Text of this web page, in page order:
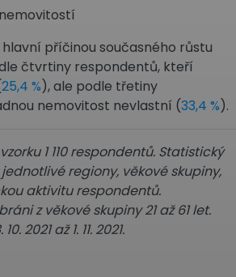
příčinou současného růstu
čtvrtiny respondentů, kteří
25,4 %), ale podle třetiny
nemovitost nevlastní (33,4 %).
1 110 respondentů. Statistický
regiony, věkové skupiny,
aktivitu respondentů.
z věkové skupiny 21 až 61 let.
2021 až 1. 11. 2021.